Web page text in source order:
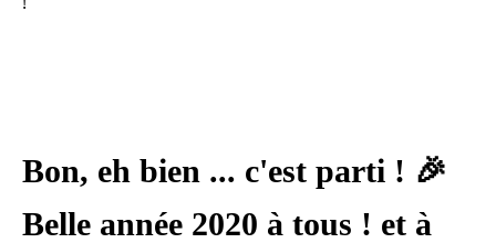
Bon, eh bien ... c'est parti ! 🎉
Belle année 2020 à tous ! et à